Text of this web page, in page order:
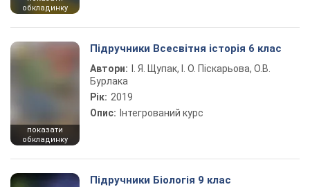
обкладинку
показати
обкладинку
Підручники Всесвітня історія 6 клас
Автори:
І. Я. Щупак, І. О. Піскарьова, О.В.
Бурлака
Рік: 2019
Опис: Інтегрований курс
Підручники Біологія 9 клас